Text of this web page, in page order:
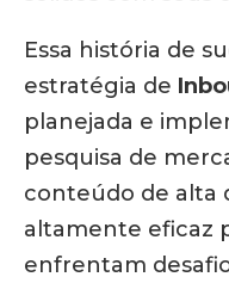
Essa história de
estratégia de
planejada e
pesquisa de
conteúdo de alta
altamente eficaz
enfrentam